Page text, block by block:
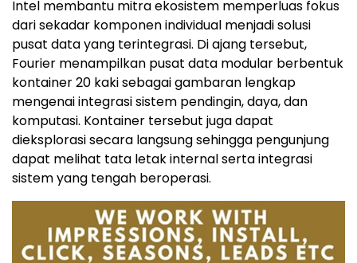
Intel membantu mitra ekosistem memperluas fokus
dari sekadar komponen individual menjadi solusi
pusat data yang terintegrasi. Di ajang tersebut,
Fourier menampilkan pusat data modular berbentuk
kontainer 20 kaki sebagai gambaran lengkap
mengenai integrasi sistem pendingin, daya, dan
komputasi. Kontainer tersebut juga dapat
dieksplorasi secara langsung sehingga pengunjung
dapat melihat tata letak internal serta integrasi
sistem yang tengah beroperasi.